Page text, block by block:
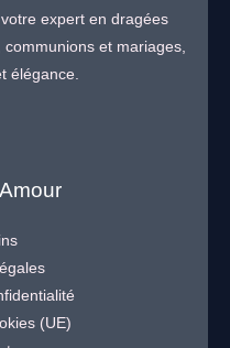
expert en dragées
et mariages,
élégance.
(UE)